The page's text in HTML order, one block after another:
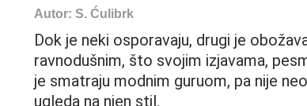
Autor: S. Ćulibrk
Dok je neki osporavaju, drugi je
ravnodušnim, što svojim izjavama,
je smatraju modnim guruom, pa nije
ugleda na njen stil.